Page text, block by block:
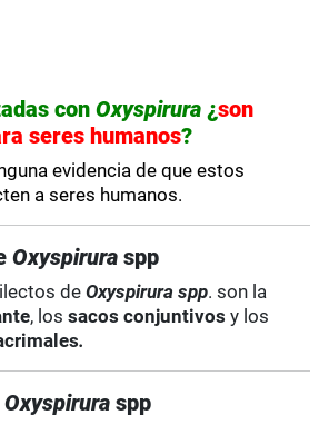
con Oxyspirura¿son
seres humanos?
evidencia de que estos
a seres humanos.
Oxyspiruraspp
deOxyspirura spp. son la
, lossacos conjuntivos y los
.
Oxyspiruraspp